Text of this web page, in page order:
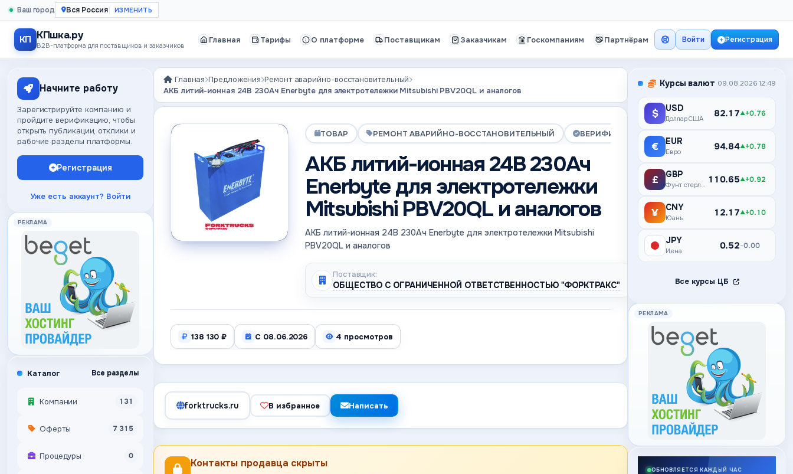
Ваш город Вся Россия
КП КПшка.ру
B2B-платформа для поставщиков и заказчиков
Главная Тарифы О платформе Поставщикам Заказчикам Госкомпаниям Партнёрам Войти Регистрация
Начните работу
Зарегистрируйте компанию и
пройдите верификацию, чтобы
открыть публикации, отклики и
рабочие разделы платформы.
Регистрация
Уже есть аккаунт? Войти
РЕКЛАМА
Каталог Все разделы
Компании 131
Оферты 7 315
Процедуры 0
Главная Предложения Ремонт аварийно-восстановительный
АКБ литий-ионная 24В 230Ач Enerbyte для электротележки Mitsubishi PBV20QL и аналогов
ТОВАР РЕМОНТ АВАРИЙНО-ВОССТАНОВИТЕЛЬНЫЙ ВЕРИФИЦИРОВАНА
АКБ литий-ионная 24В 230Ач
Enerbyte для электротележки
Mitsubishi PBV20QL и аналогов
АКБ литий-ионная 24В 230Ач Enerbyte для электротележки Mitsubishi
PBV20QL и аналогов
Поставщик:
ОБЩЕСТВО С ОГРАНИЧЕННОЙ ОТВЕТСТВЕННОСТЬЮ "ФОРКТРАКС"
138 130 ₽ С 08.06.2026 4 просмотров
forktrucks.ru В избранное Написать
Контакты продавца скрыты
Курсы валют 09.08.2026 12:49
$ USD
Доллар США 82.17▲+0.76
€ EUR
Евро 94.84▲+0.78
£ GBP
Фунт стерлингов 110.65▲+0.92
¥ CNY
Юань 12.17▲+0.10
¥ JPY
Иена 0.52–0.00
Все курсы ЦБ
РЕКЛАМА
ОБНОВЛЯЕТСЯ КАЖДЫЙ ЧАС